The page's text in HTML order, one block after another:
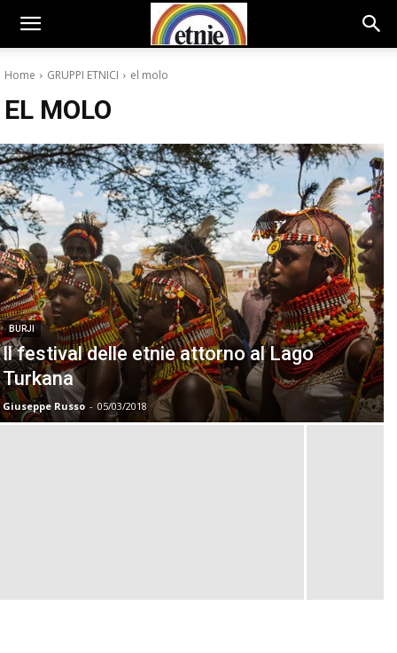
Home GRUPPI ETNICI el molo
EL MOLO
BURJI
Il festival delle etnie attorno al Lago
Turkana
Giuseppe Russo - 05/03/2018